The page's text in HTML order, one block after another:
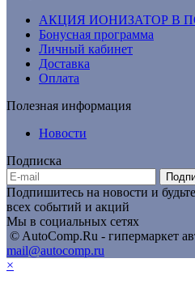
АКЦИЯ ИОНИЗАТОР В
Бонусная программа
Личный кабинет
Доставка
Оплата
Полезная информация
Новости
Подписка
Подпишитесь на новости и
всех событий и акций
Мы в социальных сетях
© AutoComp.Ru - гипермаркет
mail@autocomp.ru
×